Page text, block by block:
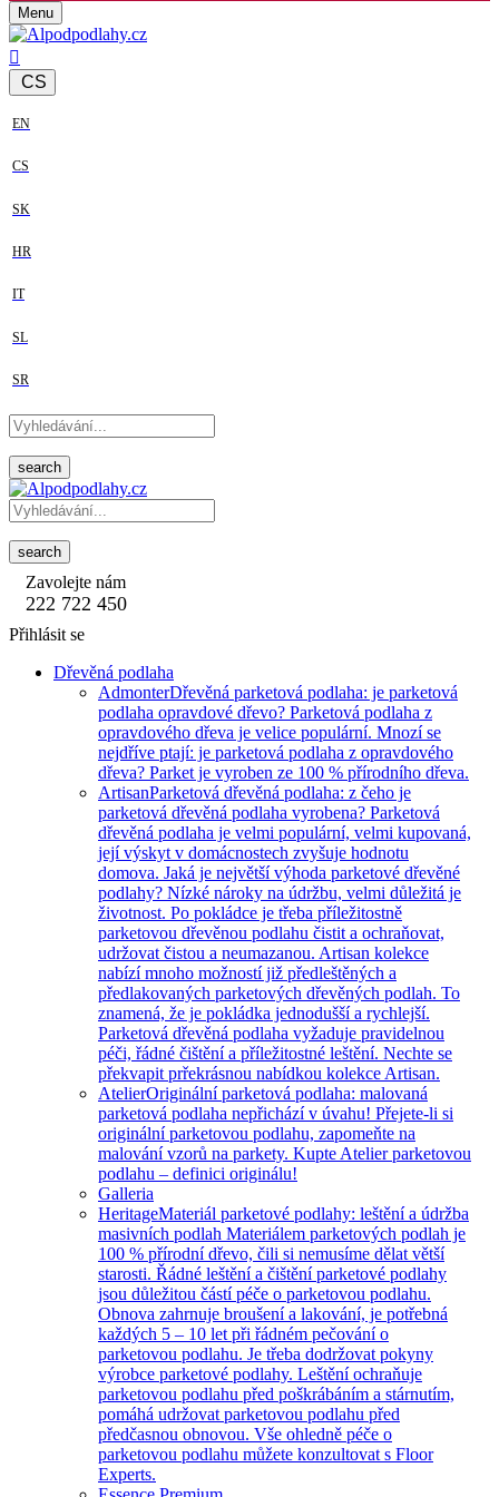
Menu
CS
EN
CS
SK
HR
IT
SL
SR
search
search
Zavolejte nám
222 722 450
Přihlásit se
Dřevěná podlaha
AdmonterDřevěná parketová podlaha: je parketová
podlaha opravdové dřevo? Parketová podlaha z
opravdového dřeva je velice populární. Mnozí se
nejdříve ptají: je parketová podlaha z opravdového
dřeva? Parket je vyroben ze 100 % přírodního dřeva.
ArtisanParketová dřevěná podlaha: z čeho je
parketová dřevěná podlaha vyrobena? Parketová
dřevěná podlaha je velmi populární, velmi kupovaná,
její výskyt v domácnostech zvyšuje hodnotu
domova. Jaká je největší výhoda parketové dřevěné
podlahy? Nízké nároky na údržbu, velmi důležitá je
životnost. Po pokládce je třeba příležitostně
parketovou dřevěnou podlahu čistit a ochraňovat,
udržovat čistou a neumazanou. Artisan kolekce
nabízí mnoho možností již předleštěných a
předlakovaných parketových dřevěných podlah. To
znamená, že je pokládka jednodušší a rychlejší.
Parketová dřevěná podlaha vyžaduje pravidelnou
péči, řádné čištění a příležitostné leštění. Nechte se
překvapit prřekrásnou nabídkou kolekce Artisan.
AtelierOriginální parketová podlaha: malovaná
parketová podlaha nepřichází v úvahu! Přejete-li si
originální parketovou podlahu, zapomeňte na
malování vzorů na parkety. Kupte Atelier parketovou
podlahu – definici originálu!
Galleria
HeritageMateriál parketové podlahy: leštění a údržba
masivních podlah Materiálem parketových podlah je
100 % přírodní dřevo, čili si nemusíme dělat větší
starosti. Řádné leštění a čištění parketové podlahy
jsou důležitou částí péče o parketovou podlahu.
Obnova zahrnuje broušení a lakování, je potřebná
každých 5 – 10 let při řádném pečování o
parketovou podlahu. Je třeba dodržovat pokyny
výrobce parketové podlahy. Leštění ochraňuje
parketovou podlahu před poškrábáním a stárnutím,
pomáhá udržovat parketovou podlahu před
předčasnou obnovou. Vše ohledně péče o
parketovou podlahu můžete konzultovat s Floor
Experts.